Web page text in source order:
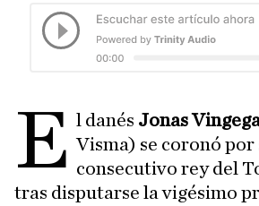
E l danés Jonas
Visma) se coronó por
consecutivo rey del
tras disputarse la vigésimo